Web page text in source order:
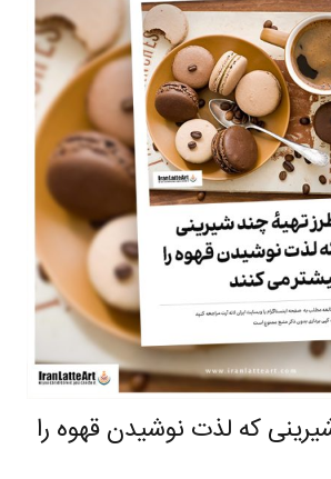
که لذت نوشیدن قهوه را